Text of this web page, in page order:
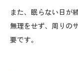
また、眠らない日が
無理をせず、周りの
要です。